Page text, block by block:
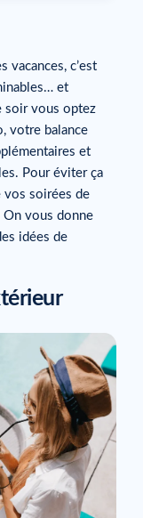
vacances, c’est
et
soir vous optez
votre balance
et
Pour éviter ça
vos soirées de
On vous donne
idées de